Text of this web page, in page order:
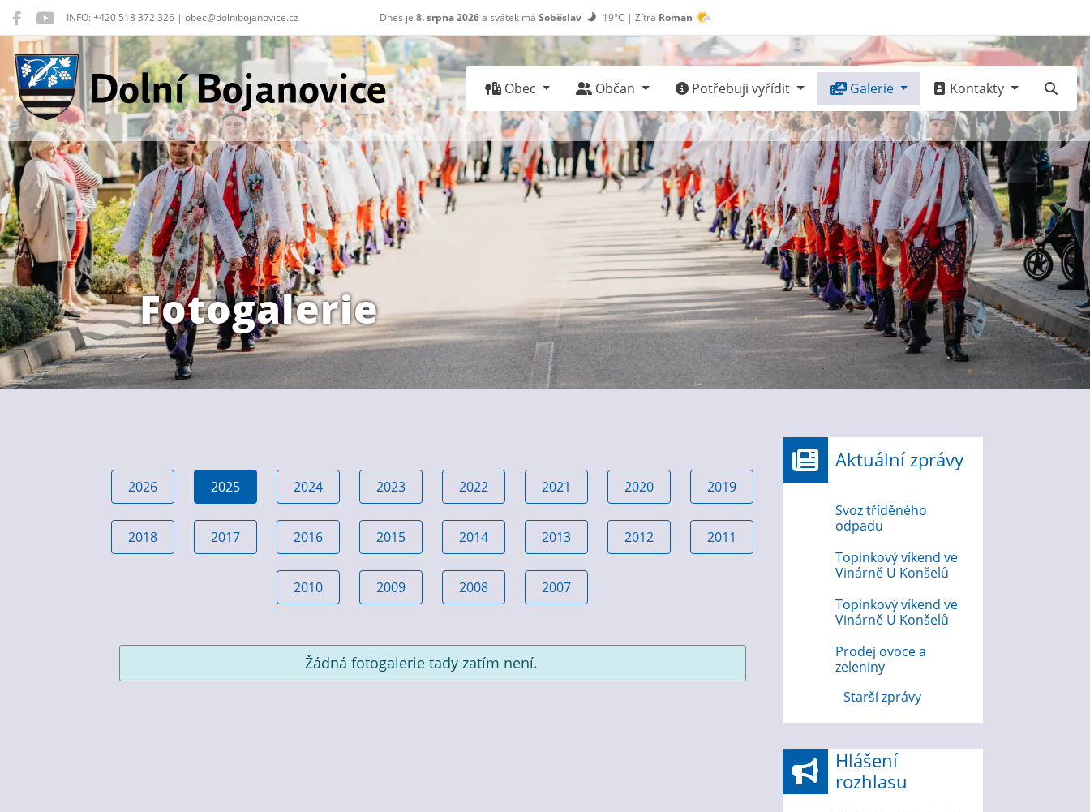
INFO: +420 518 372 326 | obec@dolnibojanovice.cz Dnes je 8. srpna 2026a svátek má Soběslav 19°C | Zítra Roman
30°C
Dolní Bojanovice
Obec Občan Potřebuji vyřídit Galerie Kontakty
Fotogalerie
2026 2025 2024 2023 2022 2021 2020 2019
2018 2017 2016 2015 2014 2013 2012 2011
2010 2009 2008 2007
Žádná fotogalerie tady zatím není.
Aktuální zprávy
Svoz tříděného
odpadu
Topinkový víkend ve
Vinárně U Konšelů
Topinkový víkend ve
Vinárně U Konšelů
Prodej ovoce a
zeleniny
Starší zprávy
Hlášení
rozhlasu